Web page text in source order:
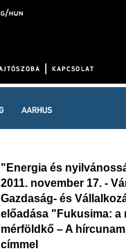
"Energia és
2011. november 17. -
Gazdaság- és
előadása "Fukusima: a
mérföldkő – A
címmel